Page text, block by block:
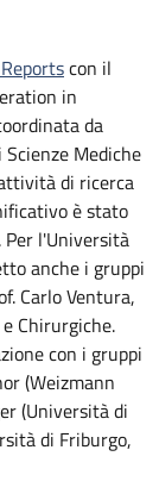
con il
in
da
Mediche
di ricerca
è stato
l'Università
anche i gruppi
Carlo Ventura,
Chirurgiche.
con i gruppi
(Weizmann
(Università di
di Friburgo,